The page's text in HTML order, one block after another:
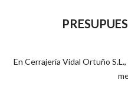
‌En Cerrajería Vidal Ortuño